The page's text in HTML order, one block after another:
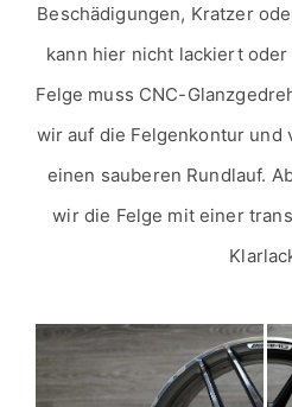
Beschädigungen, Kratzer
kann hier nicht lackiert
Felge muss CNC-
wir auf die Felgenkontur und
einen sauberen Rundlauf.
wir die Felge mit einer